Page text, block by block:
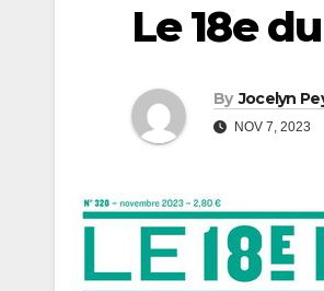
Le 18e
By Jocelyn
NOV 7, 2023